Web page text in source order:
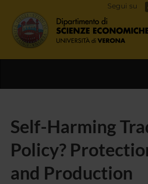
Segui su
Self-Harming
Policy?
and Production